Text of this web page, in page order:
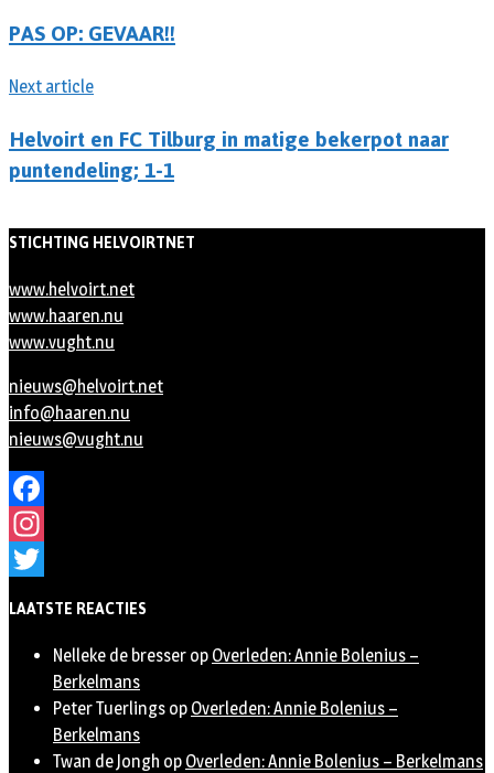
PAS OP: GEVAAR!!
Next article
Helvoirt en FC Tilburg in matige bekerpot naar
puntendeling; 1-1
STICHTING HELVOIRTNET
www.helvoirt.net
www.haaren.nu
www.vught.nu
nieuws@helvoirt.net
info@haaren.nu
nieuws@vught.nu
Facebook
Instagram
LAATSTE REACTIES
Nelleke de bresser op Overleden: Annie Bolenius –
Berkelmans
Peter Tuerlings op Overleden: Annie Bolenius –
Berkelmans
Twan de Jongh op Overleden: Annie Bolenius – Berkelmans